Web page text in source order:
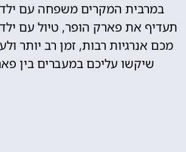
במרבית המקרים משפחה עם
תעדיף את פארק הופר, טיול עם
מכם אנרגיות רבות, זמן רב יותר
שיקשו עליכם במעברים בין